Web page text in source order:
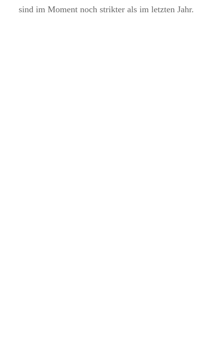
sind im Moment noch strikter als im letzten Jahr.